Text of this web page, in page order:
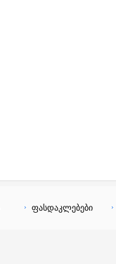
ფასდაკლებები